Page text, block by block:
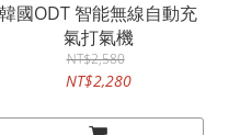
韓國ODT 智能無線自動充
氣打氣機
NT$2,580
NT$2,280